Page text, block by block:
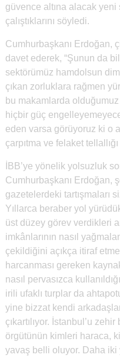
güvence altına alacak
çalıştıklarını söyledi.
Cumhurbaşkanı Erdoğan,
davet ederek, “Şunun da
sektörümüz hamdolsun
çıkan zorluklara rağmen
bu makamlarda
hiçbir güç
eden varsa görüyoruz ki o
çarpıtma ve felaket
İBB’ye yönelik yolsuzluk
Cumhurbaşkanı Erdoğan,
gazetelerdeki tartışmaları
Yıllarca beraber yol
üst düzey görev verdikleri
imkânlarının nasıl
çekildiğini açıkça itiraf
harcanması gereken
nasıl pervasızca
irili ufaklı turplar da
yine bizzat kendi
çıkartılıyor. İstanbul’u
örgütünün kimleri haraca,
yavaş belli oluyor. Daha iki